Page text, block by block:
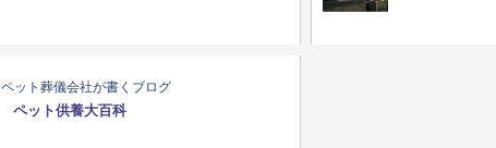
ペット葬儀会社が書くブログ
ペット供養大百科